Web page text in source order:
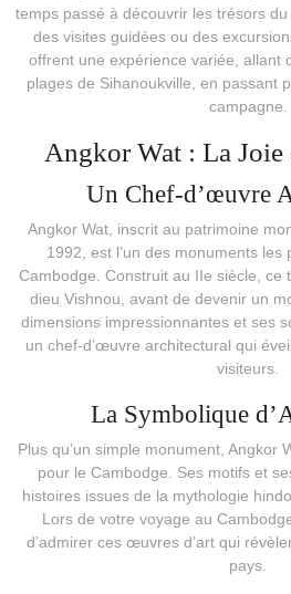
temps passé à découvrir les trésors
des visites guidées ou des
offrent une expérience variée, allant
plages de Sihanoukville, en passant
campagne.
Angkor Wat : La Joie
Un Chef-d’œuvre
Angkor Wat, inscrit au patrimoine
1992, est l’un des monuments les
Cambodge. Construit au IIe siècle, ce
dieu Vishnou, avant de devenir un
dimensions impressionnantes et ses
un chef-d’œuvre architectural qui
visiteurs.
La Symbolique
Plus qu’un simple monument, Angkor
pour le Cambodge. Ses motifs et
histoires issues de la mythologie
Lors de votre voyage au
d’admirer ces œuvres d’art qui
pays.